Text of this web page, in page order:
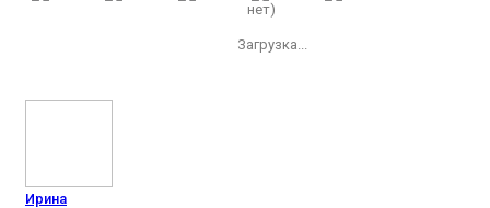
нет)
Загрузка...
Ирина